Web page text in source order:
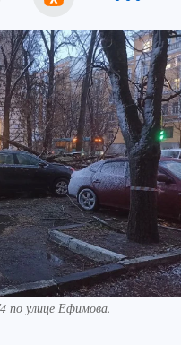
по улице Ефимова.